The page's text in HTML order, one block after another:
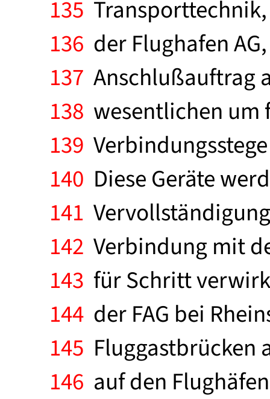
135
136 der Flughafen
137 Anschlußauftrag
138 wesentlichen um
139
140 Diese Geräte
141
142 Verbindung mit
143 für Schritt
144 der FAG bei
145 Fluggastbrücken
146 auf den